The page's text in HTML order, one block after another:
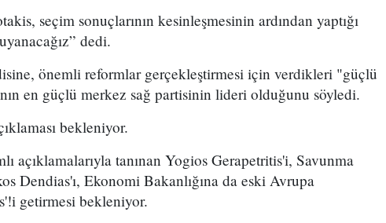
seçim sonuçlarının kesinleşmesinin ardından yaptığı
dedi.
önemli reformlar gerçekleştirmesi için verdikleri "güçlü
en güçlü merkez sağ partisinin lideri olduğunu söyledi.
bekleniyor.
açıklamalarıyla tanınan Yogios Gerapetritis'i, Savunma
Dendias'ı, Ekonomi Bakanlığına da eski Avrupa
getirmesi bekleniyor.